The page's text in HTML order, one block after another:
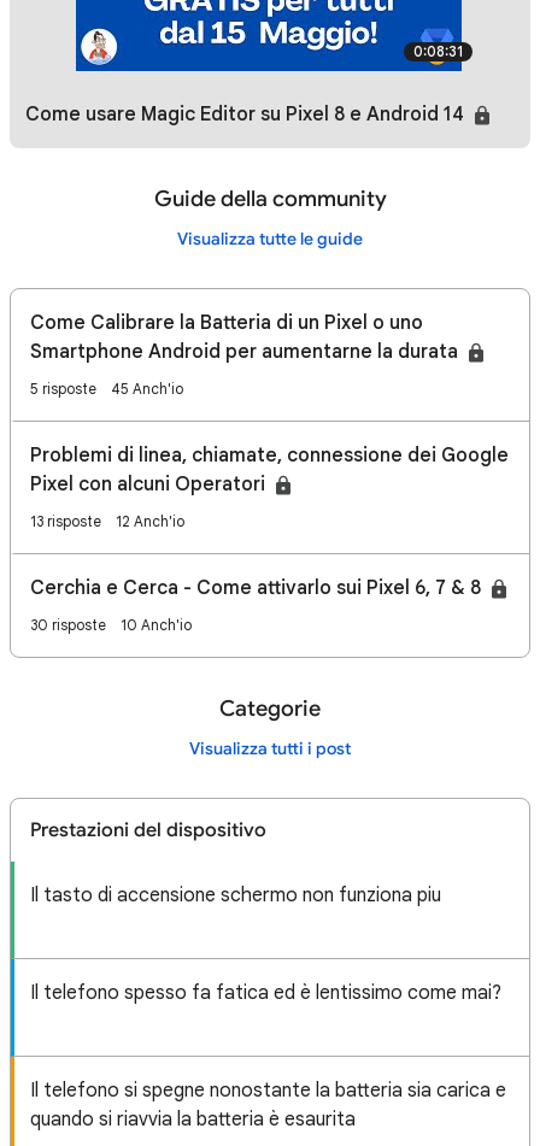
0:08:31
Come usare Magic Editor su Pixel 8 e Android 14
Guide della community
Visualizza tutte le guide
Come Calibrare la Batteria di un Pixel o uno
Smartphone Android per aumentarne la durata
5 risposte 45 Anch'io
Problemi di linea, chiamate, connessione dei Google
Pixel con alcuni Operatori
13 risposte 12 Anch'io
Cerchia e Cerca - Come attivarlo sui Pixel 6, 7 & 8
30 risposte 10 Anch'io
Categorie
Visualizza tutti i post
Prestazioni del dispositivo
Il tasto di accensione schermo non funziona piu
Il telefono spesso fa fatica ed è lentissimo come mai?
Il telefono si spegne nonostante la batteria sia carica e
quando si riavvia la batteria è esaurita